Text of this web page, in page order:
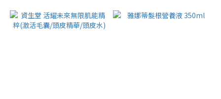
價格
(NT$)